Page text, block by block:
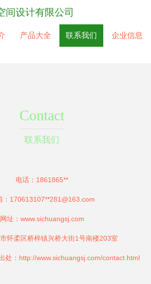
间设计有限公司
产品大全 联系我们 企业信息
Contact
联系我们
电话：1861865**
：170613107**281@163.com
网址： www.sichuangsj.com
怀柔区桥梓镇兴桥大街1号南楼203室
处：http://www.sichuangsj.com/contact.html